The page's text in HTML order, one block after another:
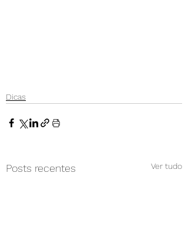
Dicas
Posts recentes Ver tudo